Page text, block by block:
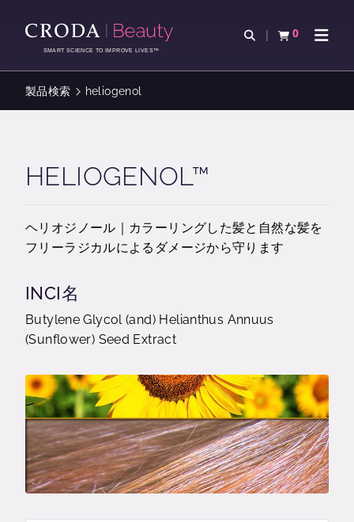
ン
を
ー
ス
SMART SCIENCE TO IMPROVE LIVES™
検索を開く
0
カートを確認す
ナビ
製品検索 heliogenol
HELIOGENOL™
ヘリオジノール｜カラーリングした髪と自然な髪を
フリーラジカルによるダメージから守ります
INCI名
Butylene Glycol (and) Helianthus Annuus
(Sunflower) Seed Extract